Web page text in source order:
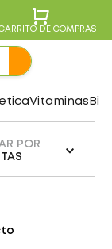
DE COMPRAS
Vitaminas
POR